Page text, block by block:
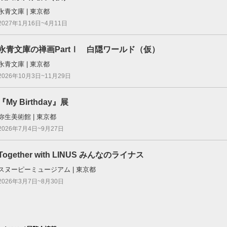
青文庫 | 東京都
年1月16日~4月11日
青文庫の禅画PartⅠ 白隠ワールド（仮）
青文庫 | 東京都
年10月3日~11月29日
『My Birthday』展
生美術館 | 東京都
年7月4日~9月27日
with LINUS みんなのライナス
ヌーピーミュージアム | 東京都
年3月7日~8月30日